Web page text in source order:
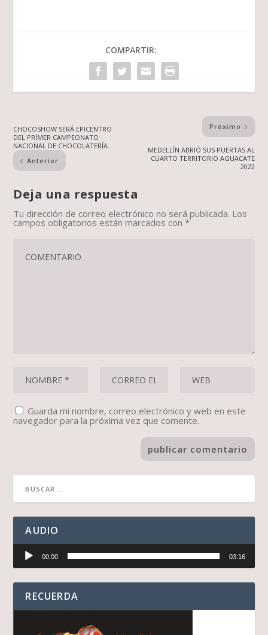
COMPARTIR:
CHOCOSHOW SERÁ EPICENTRO
DEL PRIMER CAMPEONATO
NACIONAL DE CHOCOLATERÍA
Anterior
Próximo
MEDELLÍN ABRIÓ SUS PUERTAS AL
CUARTO TERRITORIO AGUACATE
2022
Deja una respuesta
Tu dirección de correo electrónico no será publicada. Los
campos obligatorios están marcados con*
Guarda mi nombre, correo electrónico y web en este
navegador para la próxima vez que comente.
AUDIO
Reproductor
audio
00:00 03:16
RECUERDA